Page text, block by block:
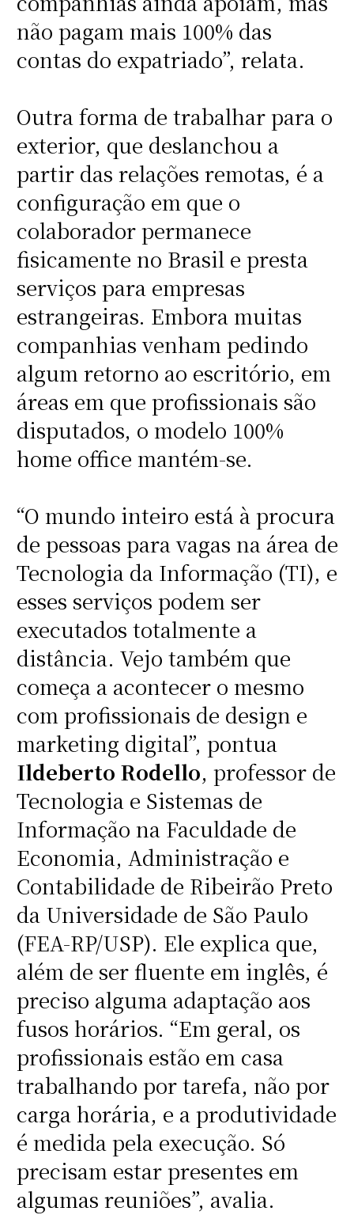
não pagam mais 100% das
contas do expatriado”, relata.
Outra forma de trabalhar para o
exterior, que deslanchou a
partir das relações remotas, é a
configuração em que o
colaborador permanece
fisicamente no Brasil e presta
serviços para empresas
estrangeiras. Embora muitas
companhias venham pedindo
algum retorno ao escritório, em
áreas em que profissionais são
disputados, o modelo 100%
home office mantém-se.
“O mundo inteiro está à procura
de pessoas para vagas na área de
Tecnologia da Informação (TI), e
esses serviços podem ser
executados totalmente a
distância. Vejo também que
começa a acontecer o mesmo
com profissionais de design e
marketing digital”, pontua
Ildeberto Rodello, professor de
Tecnologia e Sistemas de
Informação na Faculdade de
Economia, Administração e
Contabilidade de Ribeirão Preto
da Universidade de São Paulo
(FEA-RP/USP). Ele explica que,
além de ser fluente em inglês, é
preciso alguma adaptação aos
fusos horários. “Em geral, os
profissionais estão em casa
trabalhando por tarefa, não por
carga horária, e a produtividade
é medida pela execução. Só
precisam estar presentes em
algumas reuniões”, avalia.